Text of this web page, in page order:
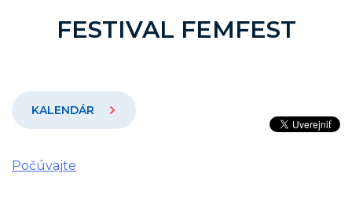
FESTIVAL FEMFEST
KALENDÁR
Počúvajte